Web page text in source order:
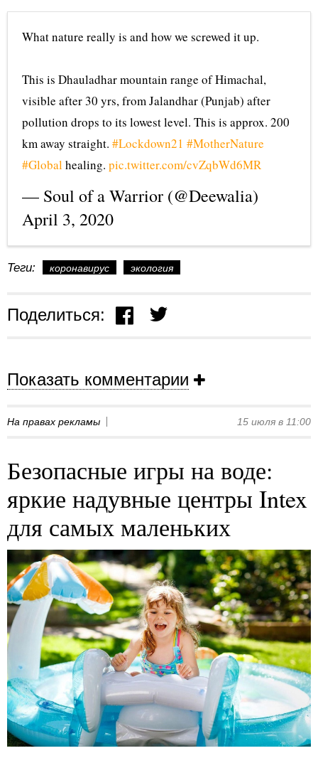
What nature really is and how we screwed it up.
This is Dhauladhar mountain range of Himachal,
visible after 30 yrs, from Jalandhar (Punjab) after
pollution drops to its lowest level. This is approx. 200
km away straight. #Lockdown21 #MotherNature
#Global healing. pic.twitter.com/cvZqbWd6MR
— Soul of a Warrior (@Deewalia)
April 3, 2020
Теги: коронавирус экология
Поделиться:
Показать комментарии
На правах рекламы 15 июля в 11:00
Безопасные игры на воде:
яркие надувные центры Intex
для самых маленьких